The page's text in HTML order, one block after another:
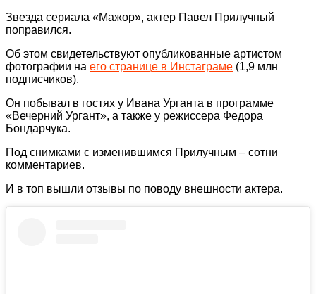
Звезда сериала «Мажор», актер Павел Прилучный
поправился.
Об этом свидетельствуют опубликованные артистом
фотографии на его странице в Инстаграме (1,9 млн
подписчиков).
Он побывал в гостях у Ивана Урганта в программе
«Вечерний Ургант», а также у режиссера Федора
Бондарчука.
Под снимками с изменившимся Прилучным – сотни
комментариев.
И в топ вышли отзывы по поводу внешности актера.